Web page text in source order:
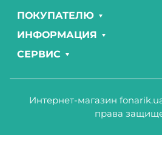
ПОКУПАТЕЛЮ
ИНФОРМАЦИЯ
СЕРВИС
Интернет-магазин
права